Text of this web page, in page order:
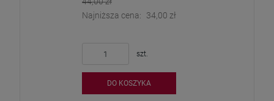
Najniższa cena:
34,00 zł
szt.
DO KOSZYKA